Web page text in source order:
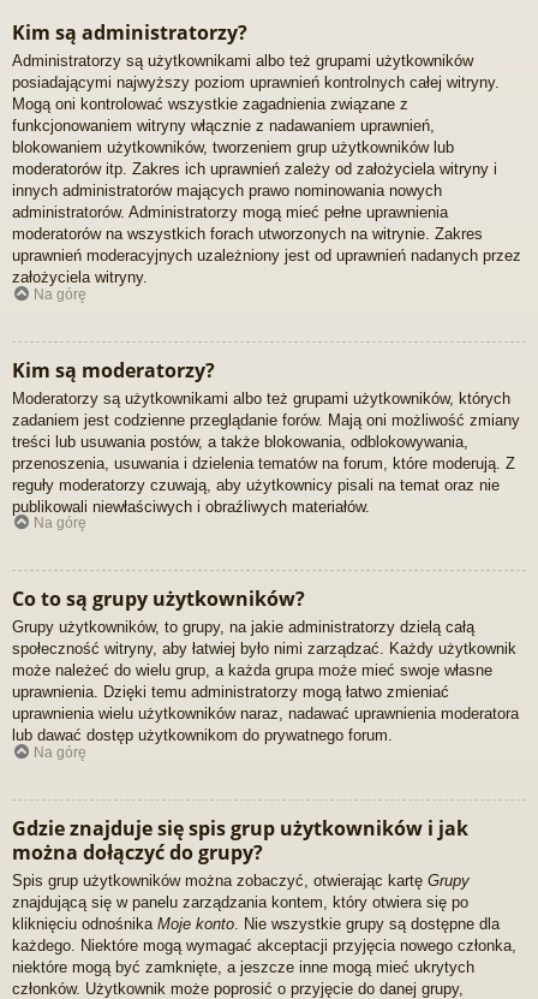
Kim są administratorzy?
Administratorzy są użytkownikami albo też grupami użytkowników
posiadającymi najwyższy poziom uprawnień kontrolnych całej witryny.
Mogą oni kontrolować wszystkie zagadnienia związane z
funkcjonowaniem witryny włącznie z nadawaniem uprawnień,
blokowaniem użytkowników, tworzeniem grup użytkowników lub
moderatorów itp. Zakres ich uprawnień zależy od założyciela witryny i
innych administratorów mających prawo nominowania nowych
administratorów. Administratorzy mogą mieć pełne uprawnienia
moderatorów na wszystkich forach utworzonych na witrynie. Zakres
uprawnień moderacyjnych uzależniony jest od uprawnień nadanych przez
założyciela witryny.
Na górę
Kim są moderatorzy?
Moderatorzy są użytkownikami albo też grupami użytkowników, których
zadaniem jest codzienne przeglądanie forów. Mają oni możliwość zmiany
treści lub usuwania postów, a także blokowania, odblokowywania,
przenoszenia, usuwania i dzielenia tematów na forum, które moderują. Z
reguły moderatorzy czuwają, aby użytkownicy pisali na temat oraz nie
publikowali niewłaściwych i obraźliwych materiałów.
Na górę
Co to są grupy użytkowników?
Grupy użytkowników, to grupy, na jakie administratorzy dzielą całą
społeczność witryny, aby łatwiej było nimi zarządzać. Każdy użytkownik
może należeć do wielu grup, a każda grupa może mieć swoje własne
uprawnienia. Dzięki temu administratorzy mogą łatwo zmieniać
uprawnienia wielu użytkowników naraz, nadawać uprawnienia moderatora
lub dawać dostęp użytkownikom do prywatnego forum.
Na górę
Gdzie znajduje się spis grup użytkowników i jak
można dołączyć do grupy?
Spis grup użytkowników można zobaczyć, otwierając kartę Grupy
znajdującą się w panelu zarządzania kontem, który otwiera się po
kliknięciu odnośnika Moje konto . Nie wszystkie grupy są dostępne dla
każdego. Niektóre mogą wymagać akceptacji przyjęcia nowego członka,
niektóre mogą być zamknięte, a jeszcze inne mogą mieć ukrytych
członków. Użytkownik może poprosić o przyjęcie do danej grupy,